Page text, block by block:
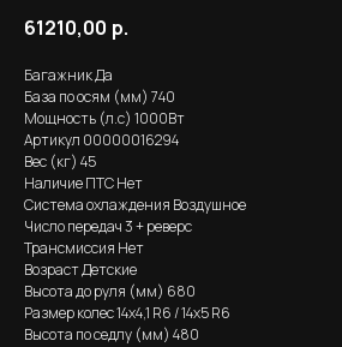
61210,00 р.
Багажник Да
База по осям (мм) 740
Мощность (л.с) 1000Вт
Артикул 00000016294
Вес (кг) 45
Наличие ПТС Нет
Система охлаждения Воздушное
Число передач 3 + реверс
Трансмиссия Нет
Возраст Детские
Высота до руля (мм) 680
Размер колес 14х4,1 R6 / 14х5 R6
Высота по седлу (мм) 480